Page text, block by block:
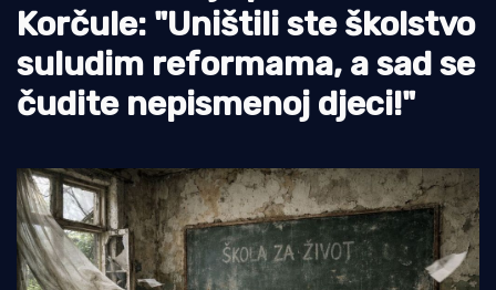
Ekologija
Tradicija i kultura
Korčule: "Uništili ste školstvo
suludim reformama, a sad se
čudite nepismenoj djeci!"